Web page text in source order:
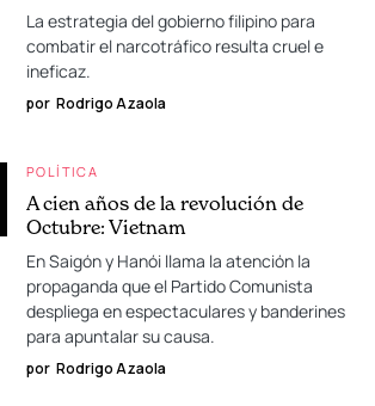
La estrategia del gobierno filipino para
combatir el narcotráfico resulta cruel e
ineficaz.
por Rodrigo Azaola
POLÍTICA
A cien años de la revolución de
Octubre: Vietnam
En Saigón y Hanói llama la atención la
propaganda que el Partido Comunista
despliega en espectaculares y banderines
para apuntalar su causa.
por Rodrigo Azaola